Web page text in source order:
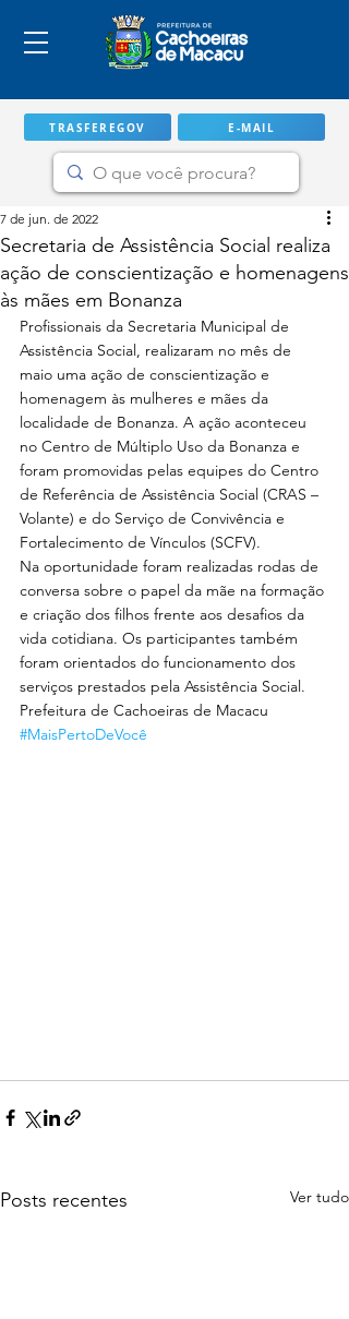
TRASFEREGOV E-MAIL
IMPORTANTE
Secretaria de Assistência Social realiza
ação de conscientização e homenagens
às mães em Bonanza
7 de jun. de 2022
Profissionais da Secretaria Municipal de
Assistência Social, realizaram no mês de
maio uma ação de conscientização e
homenagem às mulheres e mães da
localidade de Bonanza. A ação aconteceu
no Centro de Múltiplo Uso da Bonanza e
foram promovidas pelas equipes do Centro
de Referência de Assistência Social (CRAS –
Volante) e do Serviço de Convivência e
Fortalecimento de Vínculos (SCFV).
Na oportunidade foram realizadas rodas de
conversa sobre o papel da mãe na formação
e criação dos filhos frente aos desafios da
vida cotidiana. Os participantes também
foram orientados do funcionamento dos
serviços prestados pela Assistência Social.
Prefeitura de Cachoeiras de Macacu
#MaisPertoDeVocê
Posts recentes Ver tudo